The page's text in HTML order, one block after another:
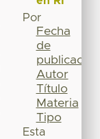
Por
Fecha
de
publicación
Autor
Título
Materia
Tipo
Esta